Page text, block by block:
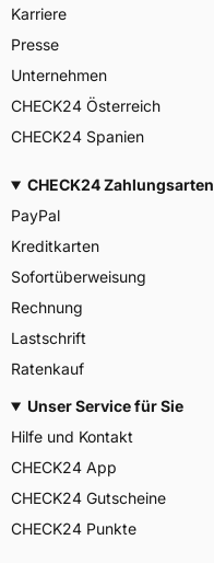
Karriere
Presse
Unternehmen
CHECK24 Österreich
CHECK24 Spanien
CHECK24 Zahlungsarten
PayPal
Kreditkarten
Sofortüberweisung
Rechnung
Lastschrift
Ratenkauf
Unser Service für Sie
Hilfe und Kontakt
CHECK24 App
CHECK24 Gutscheine
CHECK24 Punkte